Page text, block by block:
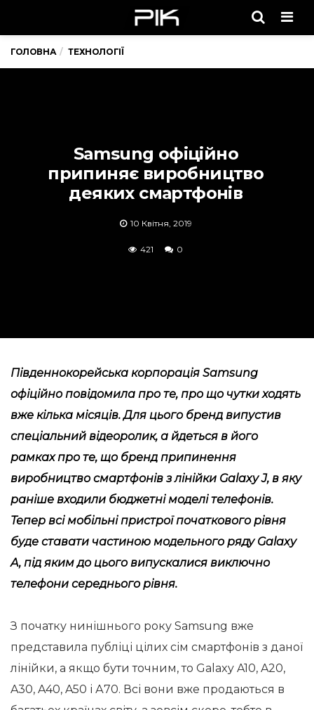
ГОЛОВНА ТЕХНОЛОГІЇ
Samsung офіційно
припиняє виробництво
деяких смартфонів
10 Квітня, 2019
421 0
Південнокорейська корпорація Samsung
офіційно повідомила про те, про що чутки ходять
вже кілька місяців. Для цього бренд випустив
спеціальний відеоролик, а йдеться в його
рамках про те, що бренд припинення
виробництво смартфонів з лінійки Galaxy J, в яку
раніше входили бюджетні моделі телефонів.
Тепер всі мобільні пристрої початкового рівня
буде ставати частиною модельного ряду Galaxy
A, під яким до цього випускалися виключно
телефони середнього рівня.
З початку нинішнього року Samsung вже
представила публіці цілих сім смартфонів з даної
лінійки, а якщо бути точним, то Galaxy A10, A20,
A30, A40, A50 і А70. Всі вони вже продаються в